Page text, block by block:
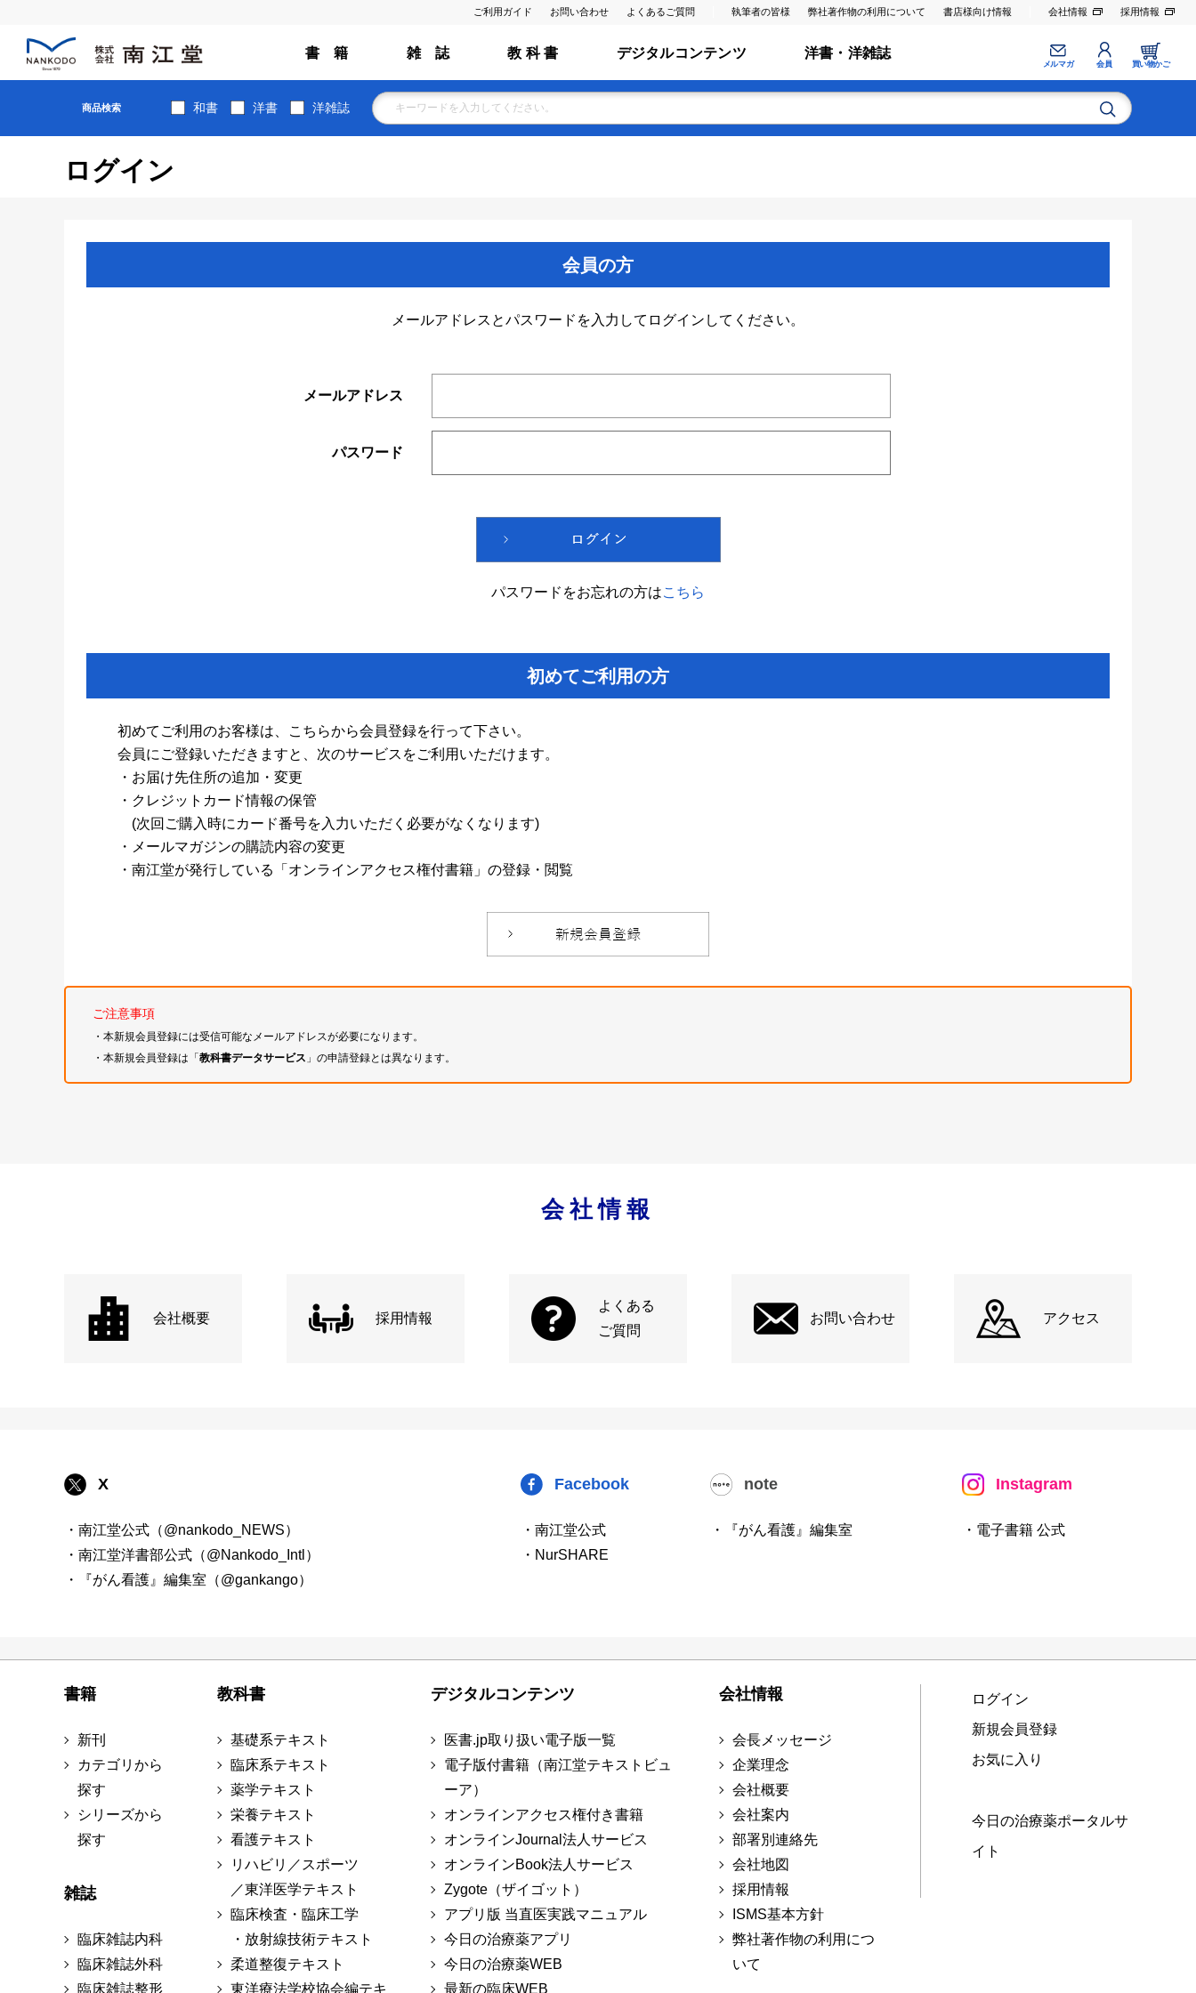
ご利用ガイド お問い合わせ よくあるご質問 執筆者の皆様 弊社著作物の利用について 書店様向け情報 会社情報 採用情報
書 籍 雑 誌 教 科 書 デジタルコンテンツ 洋書・洋雑誌
メルマガ 会員 買い物かご
商品検索 和書 洋書 洋雑誌
ログイン
会員の方
メールアドレスとパスワードを入力してログインしてください。
メールアドレス
パスワード
パスワードをお忘れの方はこちら
初めてご利用の方
初めてご利用のお客様は、こちらから会員登録を行って下さい。
会員にご登録いただきますと、次のサービスをご利用いただけます。
・お届け先住所の追加・変更
・クレジットカード情報の保管
(次回ご購入時にカード番号を入力いただく必要がなくなります)
・メールマガジンの購読内容の変更
・南江堂が発行している「オンラインアクセス権付書籍」の登録・閲覧
ご注意事項
・本新規会員登録には受信可能なメールアドレスが必要になります。
・本新規会員登録は「教科書データサービス 」の申請登録とは異なります。
会社情報
会社概要 採用情報
よくある
ご質問
お問い合わせ アクセス
X
・南江堂公式（@nankodo_NEWS）
・南江堂洋書部公式（@Nankodo_Intl）
・『がん看護』編集室（@gankango）
Facebook
・南江堂公式
・NurSHARE
note
・『がん看護』編集室
Instagram
・電子書籍 公式
書籍
新刊
カテゴリから
探す
シリーズから
探す
雑誌
臨床雑誌内科
臨床雑誌外科
臨床雑誌整形
教科書
基礎系テキスト
臨床系テキスト
薬学テキスト
栄養テキスト
看護テキスト
リハビリ／スポーツ
／東洋医学テキスト
臨床検査・臨床工学
・放射線技術テキスト
柔道整復テキスト
東洋療法学校協会編テキ
デジタルコンテンツ
医書.jp取り扱い電子版一覧
電子版付書籍（南江堂テキストビュ
ーア）
オンラインアクセス権付き書籍
オンラインJournal法人サービス
オンラインBook法人サービス
Zygote（ザイゴット）
アプリ版 当直医実践マニュアル
今日の治療薬アプリ
今日の治療薬WEB
最新の臨床WEB
会社情報
会長メッセージ
企業理念
会社概要
会社案内
部署別連絡先
会社地図
採用情報
ISMS基本方針
弊社著作物の利用につ
いて
ログイン
新規会員登録
お気に入り
今日の治療薬ポータルサ
イト